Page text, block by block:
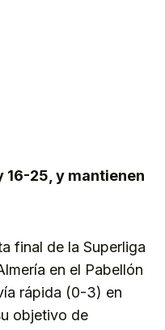
25, y mantienen
final de la Superliga
en el Pabellón
rápida (0-3) en
objetivo de